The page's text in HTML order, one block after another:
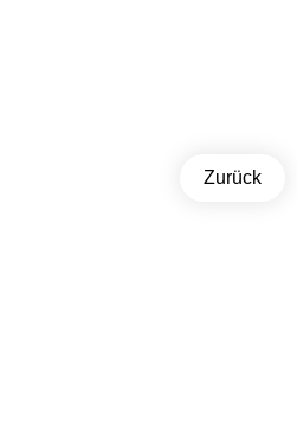
Zurück